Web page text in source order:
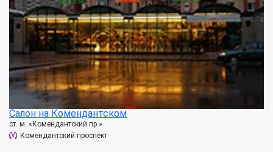
Салон на Комендантском
ст. м. «Комендантский пр.»
Комендантский проспект